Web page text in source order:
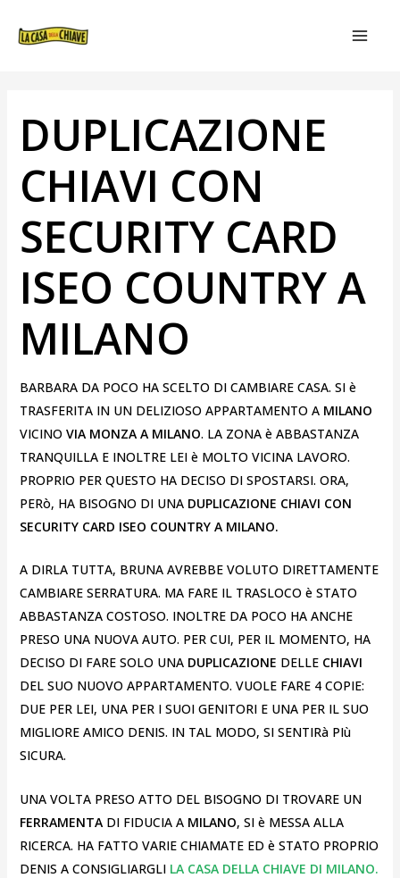
DUPLICAZIONE
CHIAVI CON
SECURITY CARD
ISEO COUNTRY A
MILANO
BARBARA DA POCO HA SCELTO DI CAMBIARE CASA. SI è
TRASFERITA IN UN DELIZIOSO APPARTAMENTO A MILANO
VICINO VIA MONZA A MILANO. LA ZONA è ABBASTANZA
TRANQUILLA E INOLTRE LEI è MOLTO VICINA LAVORO.
PROPRIO PER QUESTO HA DECISO DI SPOSTARSI. ORA,
PERò, HA BISOGNO DI UNA DUPLICAZIONE CHIAVI CON
SECURITY CARD ISEO COUNTRY A MILANO.
A DIRLA TUTTA, BRUNA AVREBBE VOLUTO DIRETTAMENTE
CAMBIARE SERRATURA. MA FARE IL TRASLOCO è STATO
ABBASTANZA COSTOSO. INOLTRE DA POCO HA ANCHE
PRESO UNA NUOVA AUTO. PER CUI, PER IL MOMENTO, HA
DECISO DI FARE SOLO UNA DUPLICAZIONE DELLE CHIAVI
DEL SUO NUOVO APPARTAMENTO. VUOLE FARE 4 COPIE:
DUE PER LEI, UNA PER I SUOI GENITORI E UNA PER IL SUO
MIGLIORE AMICO DENIS. IN TAL MODO, SI SENTIRà PIù
SICURA.
UNA VOLTA PRESO ATTO DEL BISOGNO DI TROVARE UN
FERRAMENTA DI FIDUCIA A MILANO, SI è MESSA ALLA
RICERCA. HA FATTO VARIE CHIAMATE ED è STATO PROPRIO
DENIS A CONSIGLIARGLI LA CASA DELLA CHIAVE DI MILANO.
ARTICOLI